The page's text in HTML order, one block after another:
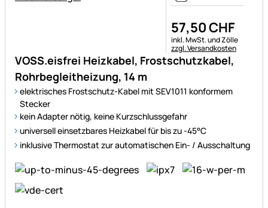
VOSS.eisfrei Heizkabel, Frostschutzkabel,
Rohrbegleitheizung, 14 m
elektrisches Frostschutz-Kabel mit SEV1011 konformem
Stecker
kein Adapter nötig, keine Kurzschlussgefahr
universell einsetzbares Heizkabel für bis zu -45°C
inklusive Thermostat zur automatischen Ein- / Ausschaltung
57,50CHF
Steuerhinweis:
inkl. MwSt. und Zölle
zzgl. Versandkosten